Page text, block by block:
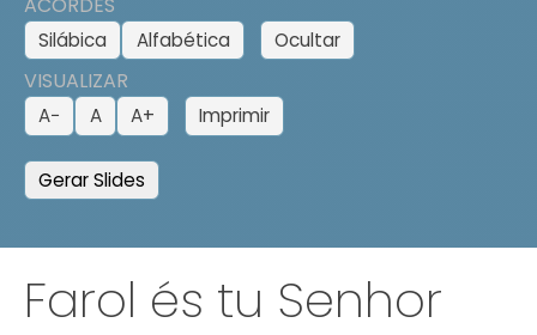
Silábica Alfabética Ocultar
VISUALIZAR
A− A A+ Imprimir
Gerar Slides
Farol és tu Senhor